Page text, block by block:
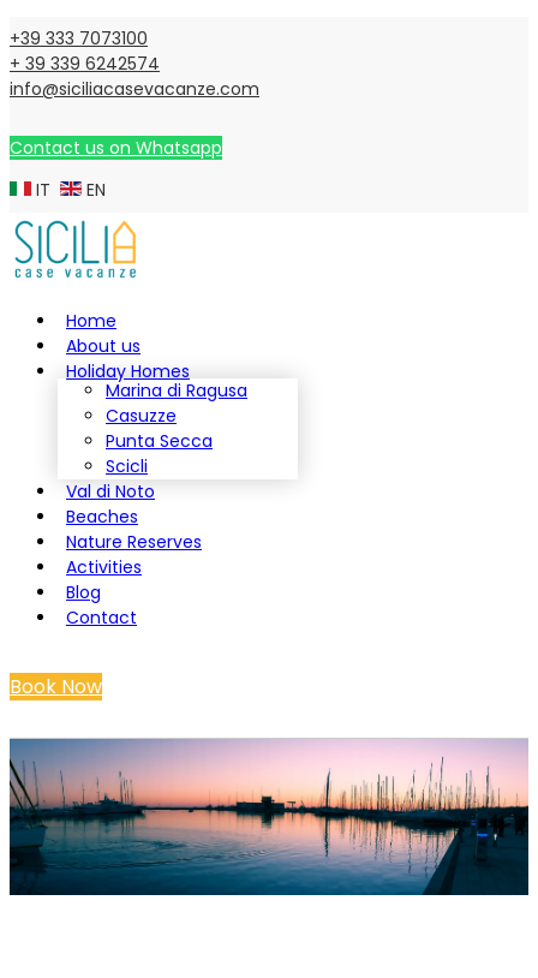
+39 333 7073100
+ 39 339 6242574
info@siciliacasevacanze.com
Contact us on Whatsapp
IT
EN
Home
About us
Holiday Homes
Marina di Ragusa
Casuzze
Punta Secca
Scicli
Val di Noto
Beaches
Nature Reserves
Activities
Blog
Contact
Book Now